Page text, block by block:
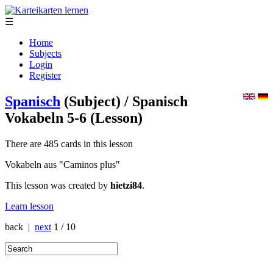
☰
Home
Subjects
Login
Register
Spanisch (Subject) / Spanisch
Vokabeln 5-6 (Lesson)
There are 485 cards in this lesson
Vokabeln aus "Caminos plus"
This lesson was created by hietzi84.
Learn lesson
back | next 1 / 10